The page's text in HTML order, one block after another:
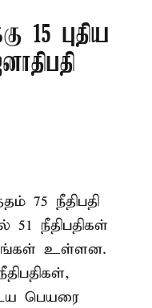
15 புதிய
75 நீதிபதி
நீதிபதிகள்
உள்ளன.
பெயரை